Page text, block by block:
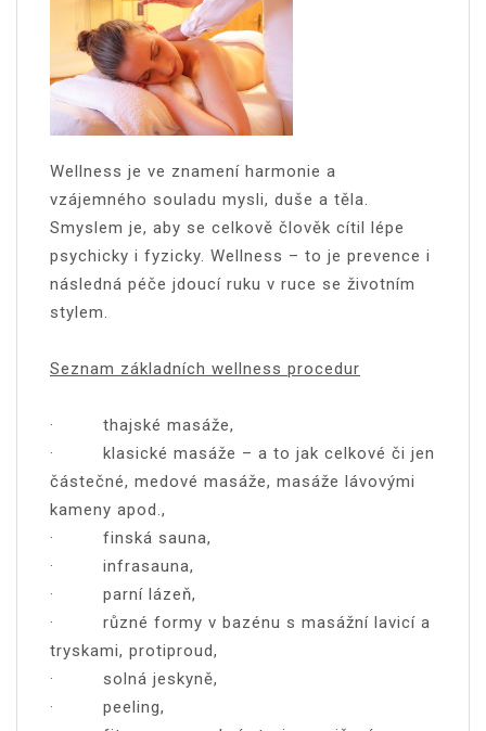
Wellness je ve znamení harmonie a
vzájemného souladu mysli, duše a těla.
Smyslem je, aby se celkově člověk cítil lépe
psychicky i fyzicky. Wellness – to je prevence i
následná péče jdoucí ruku v ruce se životním
stylem.
Seznam základních wellness procedur
· thajské masáže,
· klasické masáže – a to jak celkové či jen
částečné, medové masáže, masáže lávovými
kameny apod.,
· finská sauna,
· infrasauna,
· parní lázeň,
· různé formy v bazénu s masážní lavicí a
tryskami, protiproud,
· solná jeskyně,
· peeling,